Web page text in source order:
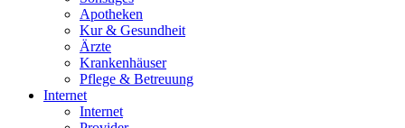
Apotheken
Kur & Gesundheit
Ärzte
Krankenhäuser
Pflege & Betreuung
Internet
Internet